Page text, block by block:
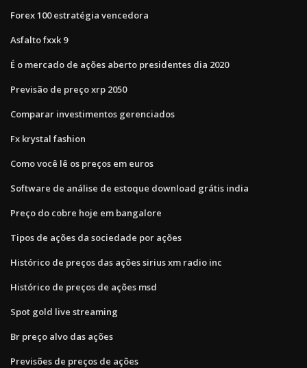
Forex 100 estratégia vencedora
Asfalto fxxk 9
É o mercado de ações aberto presidentes dia 2020
Previsão de preço xrp 2050
Comparar investimentos gerenciados
Fx krystal fashion
Como você lê os preços em euros
Software de análise de estoque download grátis india
Preço do cobre hoje em bangalore
Tipos de ações da sociedade por ações
Histórico de preços das ações sirius xm radio inc
Histórico de preços de ações msd
Spot gold live streaming
Br preço alvo das ações
Previsões de preços de ações